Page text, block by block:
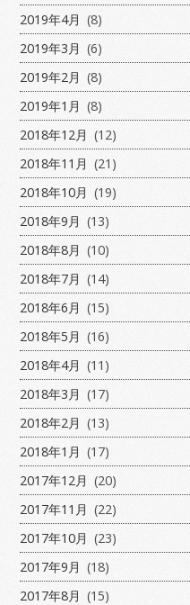
2019年4月 (8)
2019年3月 (6)
2019年2月 (8)
2019年1月 (8)
2018年12月 (12)
2018年11月 (21)
2018年10月 (19)
2018年9月 (13)
2018年8月 (10)
2018年7月 (14)
2018年6月 (15)
2018年5月 (16)
2018年4月 (11)
2018年3月 (17)
2018年2月 (13)
2018年1月 (17)
2017年12月 (20)
2017年11月 (22)
2017年10月 (23)
2017年9月 (18)
2017年8月 (15)